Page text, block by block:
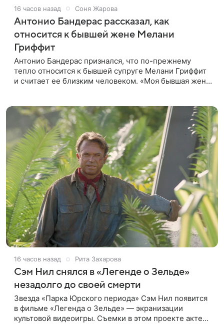
16 часов назад Соня Жарова
Антонио Бандерас рассказал, как
относится к бывшей жене Мелани
Гриффит
Антонио Бандерас признался, что по-прежнему
тепло относится к бывшей супруге Мелани Гриффит
и считает ее близким человеком. «Моя бывшая жена
16 часов назад Рита Захарова
Сэм Нил снялся в «Легенде о Зельде»
незадолго до своей смерти
Звезда «Парка Юрского периода» Сэм Нил появится
в фильме «Легенда о Зельде» — экранизации
культовой видеоигры. Съемки в этом проекте актер